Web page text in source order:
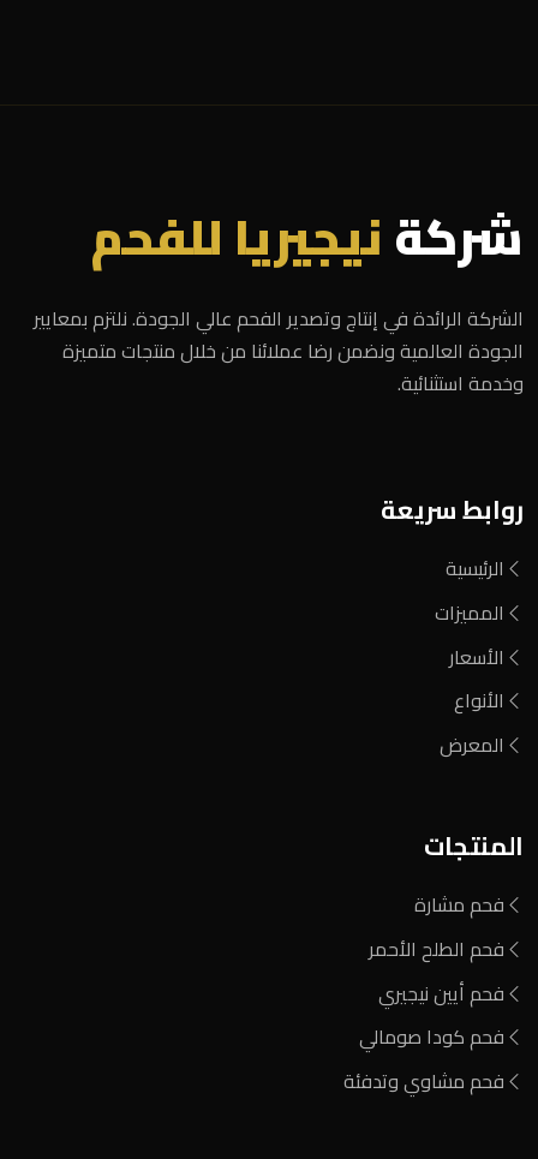
شركةنيجيريا للفحم
الشركة الرائدة في إنتاج وتصدير الفحم عالي الجودة. نلتزم بمعايير
الجودة العالمية ونضمن رضا عملائنا من خلال منتجات متميزة
وخدمة استثنائية.
روابط سريعة
الرئيسية
المميزات
الأسعار
الأنواع
المعرض
المنتجات
فحم مشارة
فحم الطلح الأحمر
فحم أيين نيجيري
فحم كودا صومالي
فحم مشاوي وتدفئة